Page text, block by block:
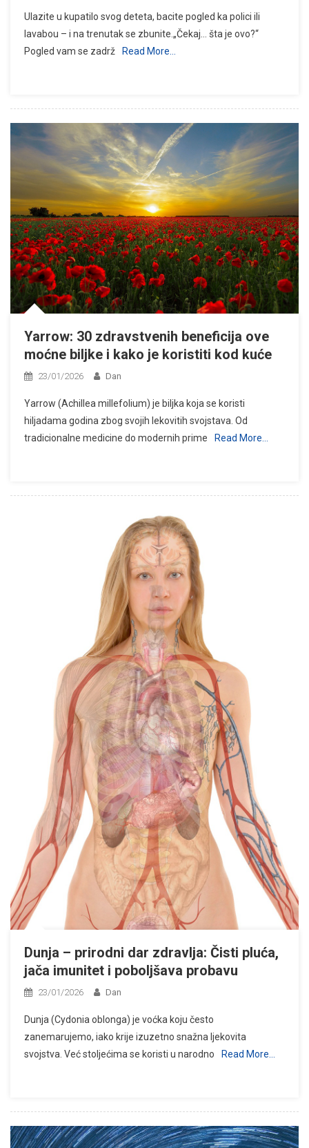
Ulazite u kupatilo svog deteta, bacite pogled ka polici ili
lavabou – i na trenutak se zbunite.„Čekaj… šta je ovo?“
Pogled vam se zadrž
Read More…
Yarrow: 30 zdravstvenih beneficija ove
moćne biljke i kako je koristiti kod kuće
23/01/2026 Dan
Yarrow (Achillea millefolium) je biljka koja se koristi
hiljadama godina zbog svojih lekovitih svojstava. Od
tradicionalne medicine do modernih prime
Read More…
Dunja – prirodni dar zdravlja: Čisti pluća,
jača imunitet i poboljšava probavu
23/01/2026 Dan
Dunja (Cydonia oblonga) je voćka koju često
zanemarujemo, iako krije izuzetno snažna ljekovita
svojstva. Već stoljećima se koristi u narodno
Read More…